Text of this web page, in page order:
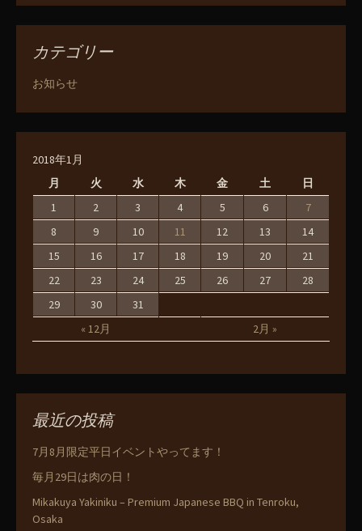
カテゴリー
お知らせ
2018年1月
月
火 水 木 金 土 日
« 12月 2月 »
1 2 3 4 5 6
7
8
9 10 11 12 13
14
15
16 17 18 19 20
21
22
23 24 25 26 27
28
29
30 31
最近の投稿
7月8月限定平日イベントやってます！
毎月29日は肉の日！
Mikakuya Yakiniku – Premium Japanese BBQ in Tenroku,
Osaka